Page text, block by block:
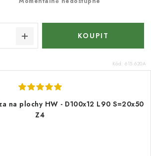
Kód: 615.620A
na plochy HW - D100x12 L90 S=20x50
Z4